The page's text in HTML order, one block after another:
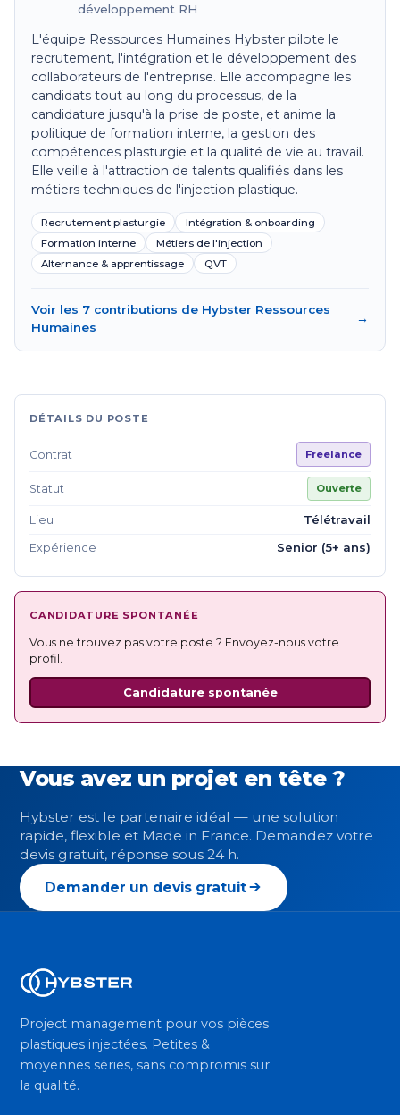
développement RH
L'équipe Ressources Humaines Hybster pilote le
recrutement, l'intégration et le développement des
collaborateurs de l'entreprise. Elle accompagne les
candidats tout au long du processus, de la
candidature jusqu'à la prise de poste, et anime la
politique de formation interne, la gestion des
compétences plasturgie et la qualité de vie au travail.
Elle veille à l'attraction de talents qualifiés dans les
métiers techniques de l'injection plastique.
Recrutement plasturgie
Intégration & onboarding
Formation interne
Métiers de l'injection
Alternance & apprentissage
QVT
Voir les 7 contributions de Hybster Ressources
Humaines
→
DÉTAILS DU POSTE
Contrat Freelance
Statut Ouverte
Lieu Télétravail
Expérience Senior (5+ ans)
CANDIDATURE SPONTANÉE
Vous ne trouvez pas votre poste ? Envoyez-nous votre
profil.
Candidature spontanée
Vous avez un projet en tête ?
Hybster est le partenaire idéal — une solution
rapide, flexible et Made in France. Demandez votre
devis gratuit, réponse sous 24 h.
Demander un devis gratuit
Project management pour vos pièces
plastiques injectées. Petites &
moyennes séries, sans compromis sur
la qualité.